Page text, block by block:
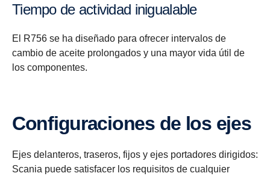
Tiempo de actividad inigualable
El R756 se ha diseñado para ofrecer intervalos de
cambio de aceite prolongados y una mayor vida útil de
los componentes.
Confi­gu­ra­ciones de los ejes
Ejes delanteros, traseros, fijos y ejes portadores dirigidos:
Scania puede satisfacer los requisitos de cualquier